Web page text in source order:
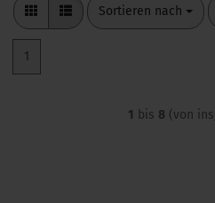
Sortieren nach
Sortieren nach
1
1 bis 8 (von